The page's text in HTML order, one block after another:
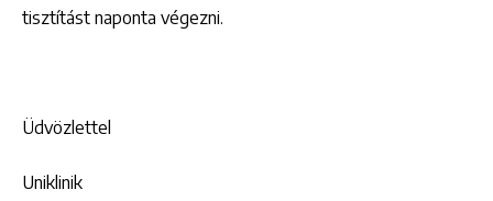
tisztítást naponta végezni.
Üdvözlettel
Uniklinik